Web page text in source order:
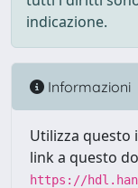
indicazione.
Informazioni
Utilizza questo
link a questo
https://